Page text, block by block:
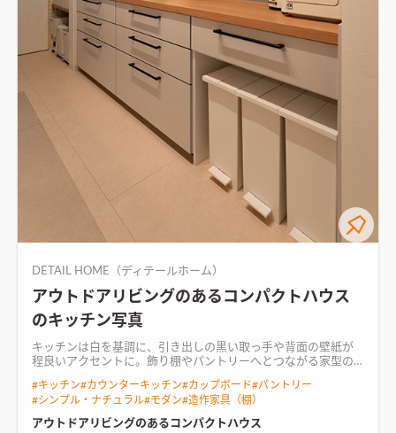
DETAIL HOME（ディテールホーム）
アウトドアリビングのあるコンパクトハウス
のキッチン写真
キッチンは白を基調に、引き出しの黒い取っ手や背面の壁紙が
程良いアクセントに。飾り棚やパントリーへとつながる家型の
リビングのように家族がくつろげる、“屋外にあるもう一つのリ
ビング”。 1番のこだわりはリビングと繋がる庭、玄関と庭に隣
接されたアウトドア収納。 お施主様の趣味であるキャンプを家
#キッチン#カウンターキッチン#カップボード#パントリー
#シンプル・ナチュラル#モダン#造作家具（棚）
アウトドアリビングのあるコンパクトハウス